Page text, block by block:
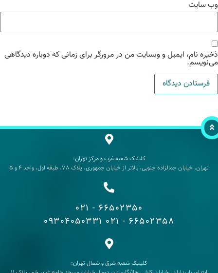
سایت
نام، ایمیل و وبسایت من در مرورگر برای زمانی که دوباره دیدگاهی
کلینیک شعبه غرب و مرکز تهران:
تهران، خیابان جمالزاده جنوبی، بالاتر از خیابان جمهوری، پلاک 78، طبقه اول، واحد 4 و 5
66502350 - 021
66502358 - 021
09304050331
کلینیک شعبه شرق و شمال تهران: